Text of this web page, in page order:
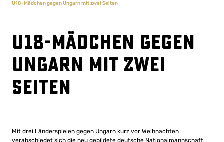
U18-Mädchen gegen Ungarn mit zwei Seiten
U18-Mädchen gegen
Ungarn mit zwei
Seiten
Mit drei Länderspielen gegen Ungarn kurz vor Weihnachten
verabschiedet sich die neu gebildete deutsche Nationalmannschaft